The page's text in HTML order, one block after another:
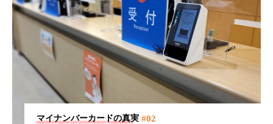
マイナンバーカードの真実 #02